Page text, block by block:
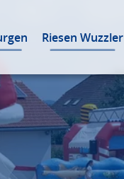
Riesen Wuzzler